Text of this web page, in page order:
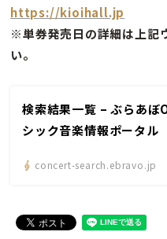
https://kioihall.jp
※単券発売日の詳細は上記
い。
検索結果一覧 – ぶらあぼ
シック音楽情報ポータル
concert-search.ebravo.jp